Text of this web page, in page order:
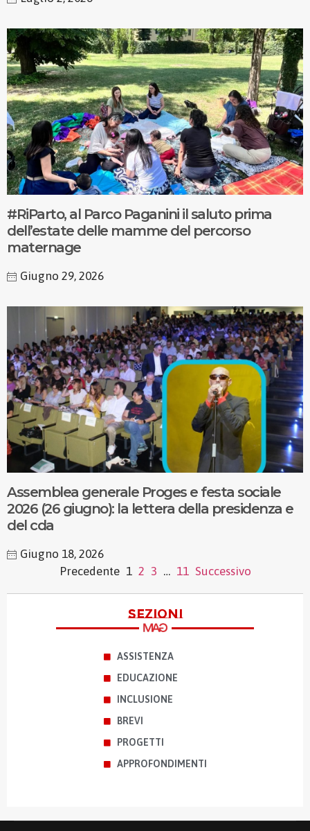
#RiParto, al Parco Paganini il saluto prima
dell’estate delle mamme del percorso
maternage
Giugno 29, 2026
Assemblea generale Proges e festa sociale
2026 (26 giugno): la lettera della presidenza e
del cda
Giugno 18, 2026
Precedente 1 2 3 … 11 Successivo
sezioni
ASSISTENZA
EDUCAZIONE
INCLUSIONE
BREVI
PROGETTI
APPROFONDIMENTI